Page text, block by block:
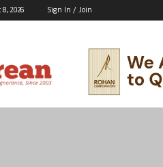
2026 Sign In / Join